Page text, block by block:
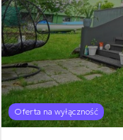
Oferta na wyłączność